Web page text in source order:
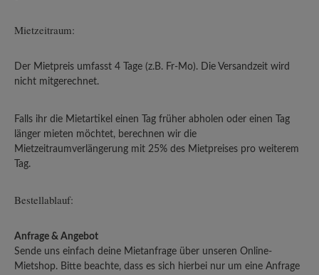
Mietzeitraum:
Der Mietpreis umfasst 4 Tage (z.B. Fr-Mo). Die Versandzeit wird
nicht mitgerechnet.
Falls ihr die Mietartikel einen Tag früher abholen oder einen Tag
länger mieten möchtet, berechnen wir die
Mietzeitraumverlängerung mit 25% des Mietpreises pro weiterem
Tag.
Bestellablauf:
Anfrage & Angebot
Sende uns einfach deine Mietanfrage über unseren Online-
Mietshop. Bitte beachte, dass es sich hierbei nur um eine Anfrage